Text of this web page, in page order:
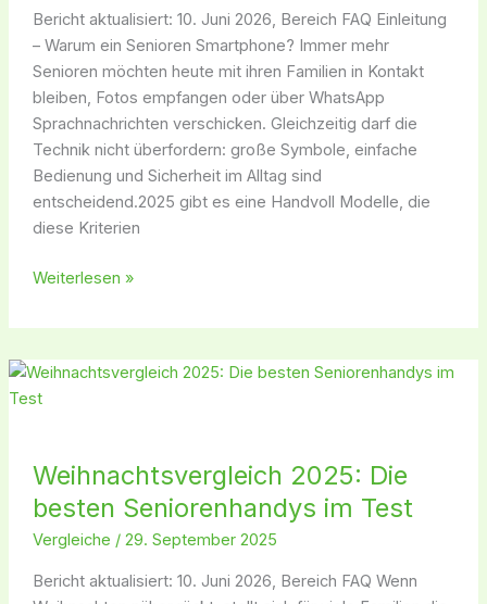
Bericht aktualisiert: 10. Juni 2026, Bereich FAQ Einleitung
– Warum ein Senioren Smartphone? Immer mehr
Senioren möchten heute mit ihren Familien in Kontakt
bleiben, Fotos empfangen oder über WhatsApp
Sprachnachrichten verschicken. Gleichzeitig darf die
Technik nicht überfordern: große Symbole, einfache
Bedienung und Sicherheit im Alltag sind
entscheidend.2025 gibt es eine Handvoll Modelle, die
diese Kriterien
Vergleich
Weiterlesen »
Weihnachtsvergleich 2025: Die
besten Seniorenhandys im Test
Vergleiche / 29. September 2025
Bericht aktualisiert: 10. Juni 2026, Bereich FAQ Wenn
Weihnachtsvergleich
2025:
Seniorenhandys
im